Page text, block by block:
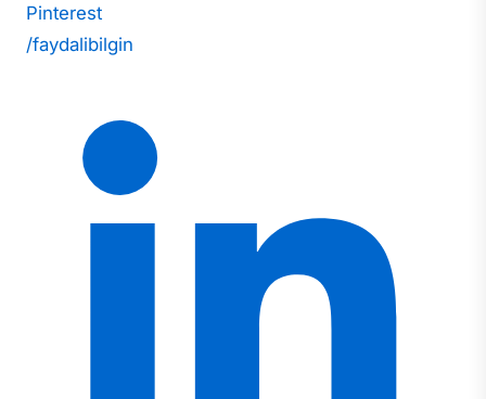
Pinterest
/faydalibilgin